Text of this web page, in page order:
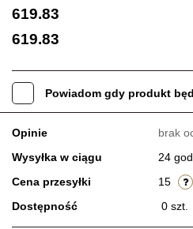
619.83
619.83
Powiadom gdy produkt
Opinie brak
Wysyłka w ciągu
24
Cena przesyłki
15
Dostępność
0 szt.